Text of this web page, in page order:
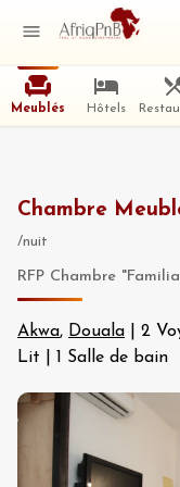
Meublés Hôtels
Chambre
/nuit
RFP Chambre
Akwa, Douala 2
Lit
1 Salle de bain